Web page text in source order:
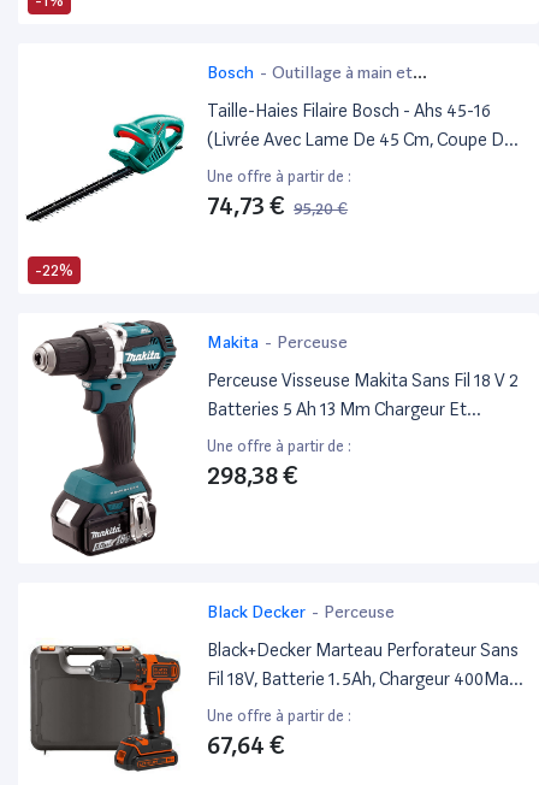
-22%
Bosch - Outillage à main et
électroportatif
Taille-Haies Filaire Bosch - Ahs 45-16
(Livrée Avec Lame De 45 Cm, Coupe De
16Mm)
Une offre à partir de :
74,73 € 95,20 €
Makita - Perceuse
Perceuse Visseuse Makita Sans Fil 18 V 2
Batteries 5 Ah 13 Mm Chargeur Et
Coffret Mak Pac - Ddf484Rtj
Une offre à partir de :
298,38 €
Black Decker - Perceuse
Black+Decker Marteau Perforateur Sans
Fil 18V, Batterie 1.5Ah, Chargeur 400Ma,
Mallette, Bdchd18K-Qw
Une offre à partir de :
67,64 €